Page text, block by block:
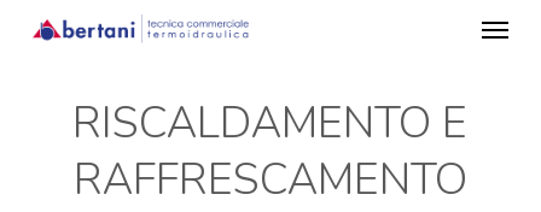
RISCALDAMENTO E
RAFFRESCAMENTO